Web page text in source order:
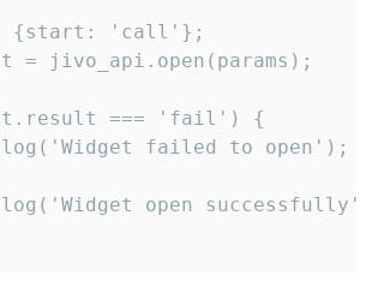
= {start: 'call'};
= jivo_api.open(params);
=== 'fail') {
failed to open');
open